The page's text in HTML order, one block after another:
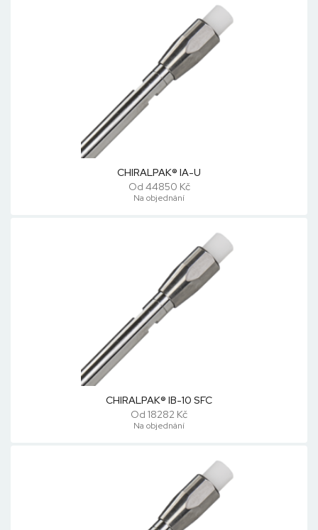
CHIRALPAK® IA-U
Od 44850 Kč
Na objednání
CHIRALPAK® IB-10 SFC
Od 18282 Kč
Na objednání